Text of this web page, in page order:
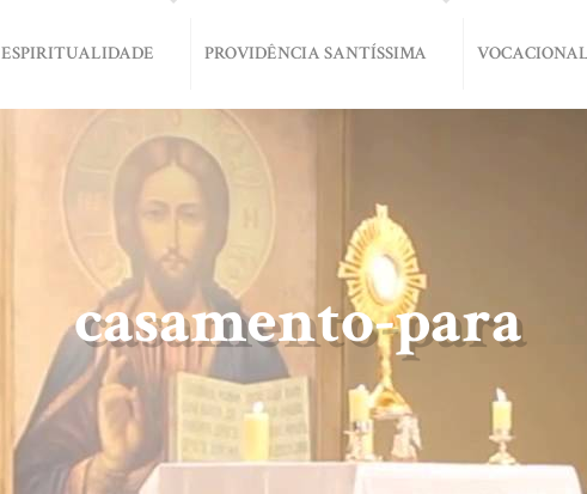
ESPIRITUALIDADE PROVIDÊNCIA SANTÍSSIMA VOCACIONAL
casamento-para